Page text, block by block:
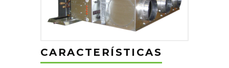
CARACTERÍSTICAS